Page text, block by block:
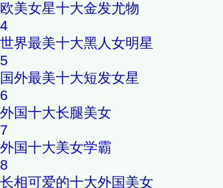
欧美女星十大金发尤物
4
世界最美十大黑人女明星
5
国外最美十大短发女星
6
外国十大长腿美女
7
外国十大美女学霸
8
长相可爱的十大外国美女